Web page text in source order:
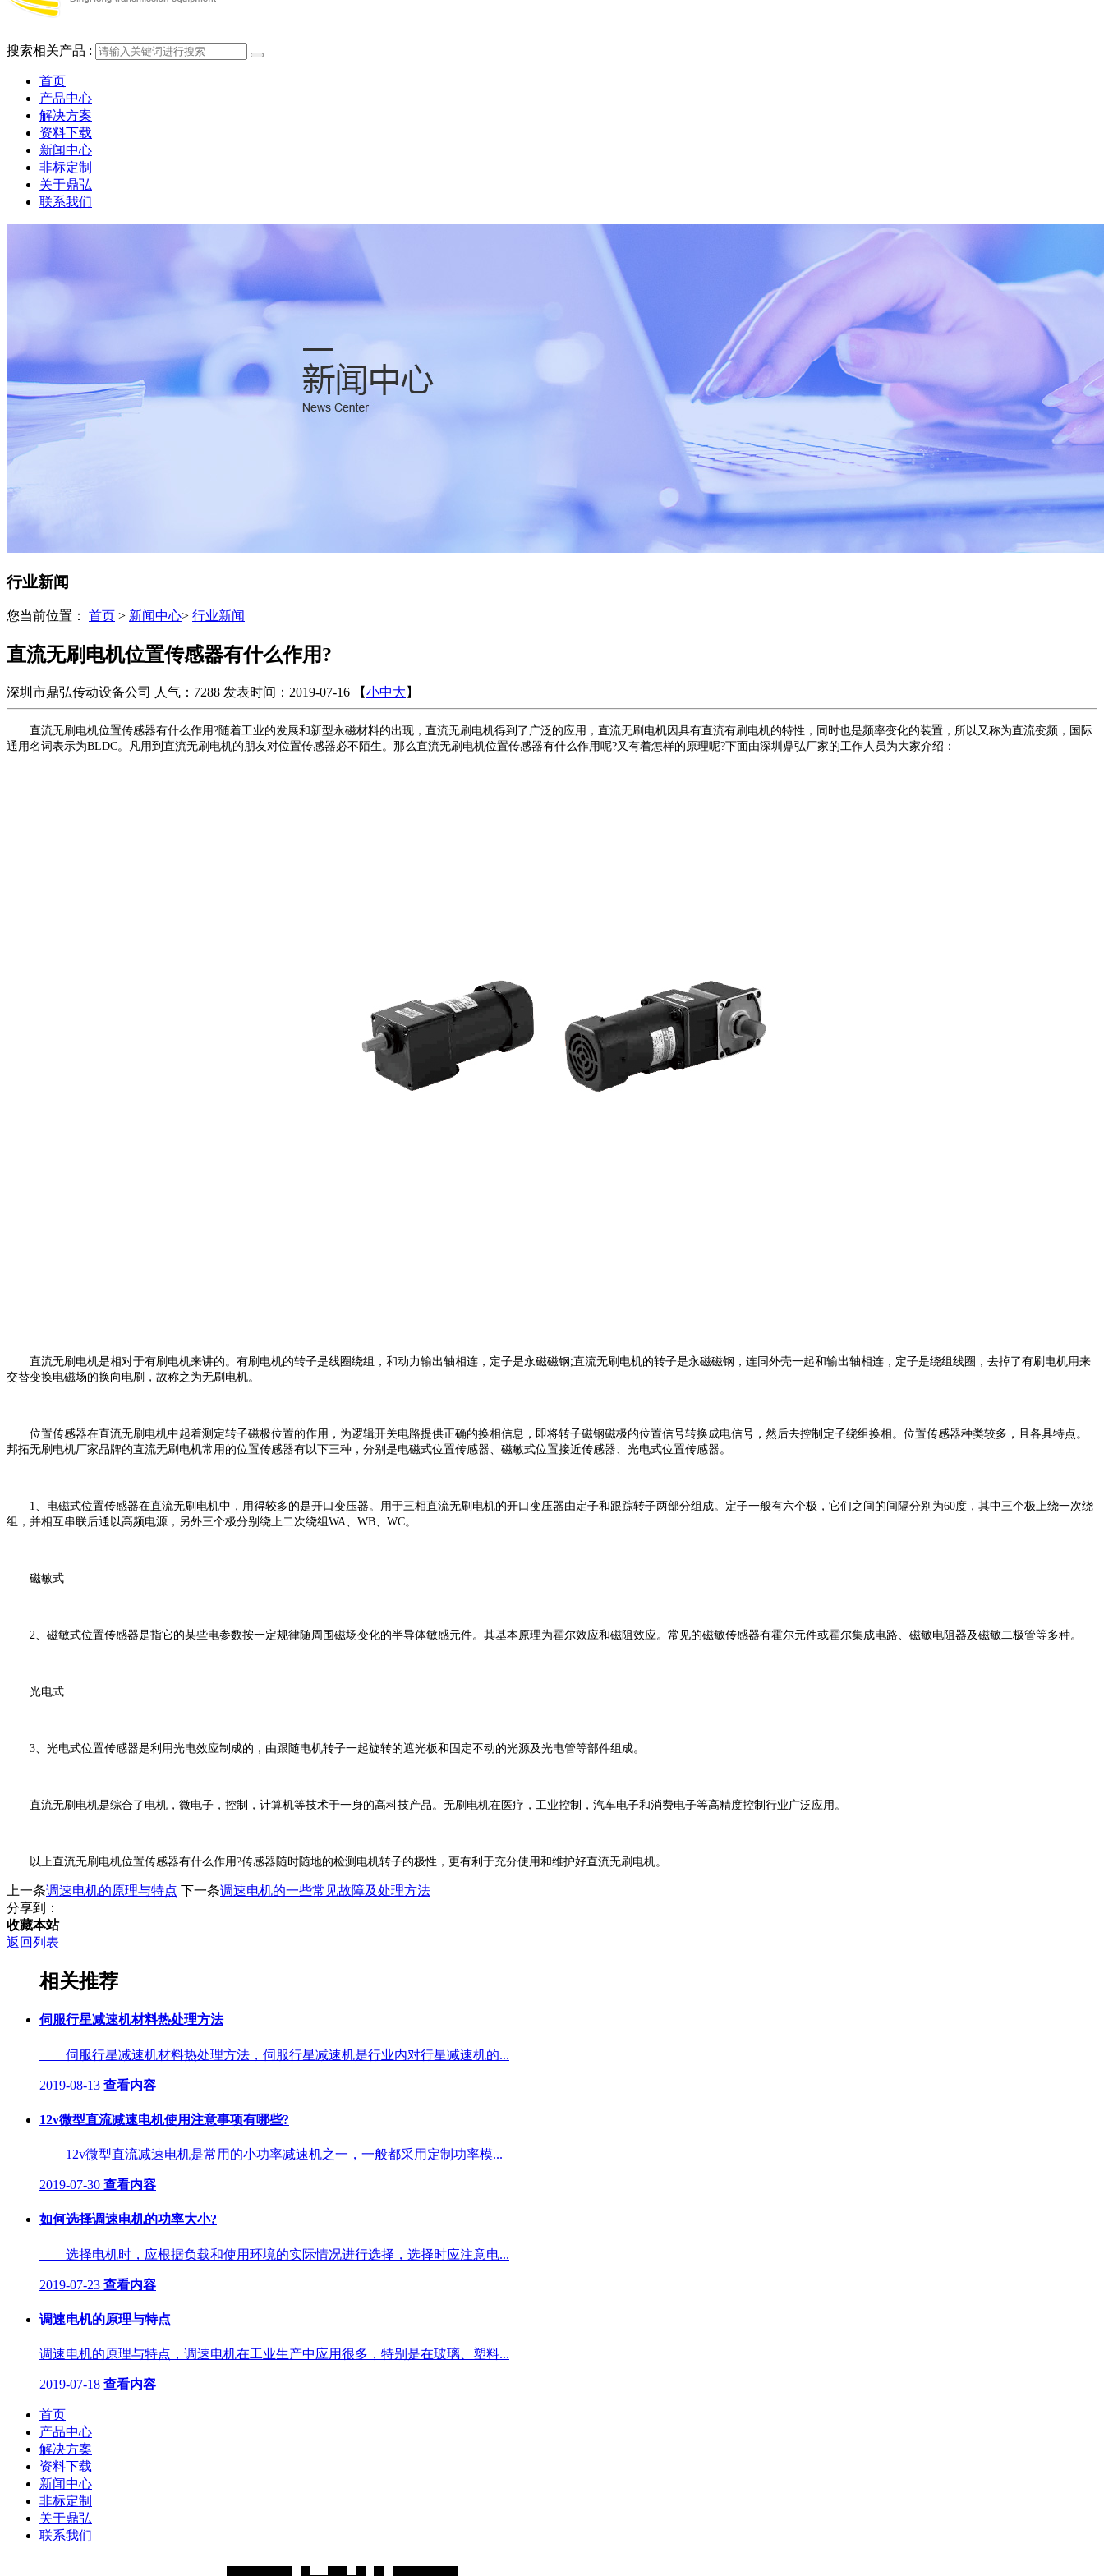
搜索相关产品 :
首页
产品中心
解决方案
资料下载
新闻中心
非标定制
关于鼎弘
联系我们
行业新闻
您当前位置： 首页 > 新闻中心> 行业新闻
直流无刷电机位置传感器有什么作用?
深圳市鼎弘传动设备公司 人气：7288 发表时间：2019-07-16 【小中大 】
直流无刷电机位置传感器有什么作用?随着工业的发展和新型永磁材料的出现，直流无刷电机得到了广泛的应用，直流无刷电机因具有直流有刷电机的特性，同时也是频率变化的装置，所以又称为直流变频，国际
通用名词表示为BLDC。凡用到直流无刷电机的朋友对位置传感器必不陌生。那么直流无刷电机位置传感器有什么作用呢?又有着怎样的原理呢?下面由深圳鼎弘厂家的工作人员为大家介绍：
直流无刷电机是相对于有刷电机来讲的。有刷电机的转子是线圈绕组，和动力输出轴相连，定子是永磁磁钢;直流无刷电机的转子是永磁磁钢，连同外壳一起和输出轴相连，定子是绕组线圈，去掉了有刷电机用来
交替变换电磁场的换向电刷，故称之为无刷电机。
位置传感器在直流无刷电机中起着测定转子磁极位置的作用，为逻辑开关电路提供正确的换相信息，即将转子磁钢磁极的位置信号转换成电信号，然后去控制定子绕组换相。位置传感器种类较多，且各具特点。
邦拓无刷电机厂家品牌的直流无刷电机常用的位置传感器有以下三种，分别是电磁式位置传感器、磁敏式位置接近传感器、光电式位置传感器。
1、电磁式位置传感器在直流无刷电机中，用得较多的是开口变压器。用于三相直流无刷电机的开口变压器由定子和跟踪转子两部分组成。定子一般有六个极，它们之间的间隔分别为60度，其中三个极上绕一次绕
组，并相互串联后通以高频电源，另外三个极分别绕上二次绕组WA、WB、WC。
磁敏式
2、磁敏式位置传感器是指它的某些电参数按一定规律随周围磁场变化的半导体敏感元件。其基本原理为霍尔效应和磁阻效应。常见的磁敏传感器有霍尔元件或霍尔集成电路、磁敏电阻器及磁敏二极管等多种。
光电式
3、光电式位置传感器是利用光电效应制成的，由跟随电机转子一起旋转的遮光板和固定不动的光源及光电管等部件组成。
直流无刷电机是综合了电机，微电子，控制，计算机等技术于一身的高科技产品。无刷电机在医疗，工业控制，汽车电子和消费电子等高精度控制行业广泛应用。
以上直流无刷电机位置传感器有什么作用?传感器随时随地的检测电机转子的极性，更有利于充分使用和维护好直流无刷电机。
上一条调速电机的原理与特点 下一条调速电机的一些常见故障及处理方法
分享到：
收藏本站
返回列表
相关推荐
伺服行星减速机材料热处理方法
伺服行星减速机材料热处理方法，伺服行星减速机是行业内对行星减速机的...
2019-08-13 查看内容
12v微型直流减速电机使用注意事项有哪些?
12v微型直流减速电机是常用的小功率减速机之一，一般都采用定制功率模...
2019-07-30 查看内容
如何选择调速电机的功率大小?
选择电机时，应根据负载和使用环境的实际情况进行选择，选择时应注意电...
2019-07-23 查看内容
调速电机的原理与特点
调速电机的原理与特点，调速电机在工业生产中应用很多，特别是在玻璃、塑料...
2019-07-18 查看内容
首页
产品中心
解决方案
资料下载
新闻中心
非标定制
关于鼎弘
联系我们